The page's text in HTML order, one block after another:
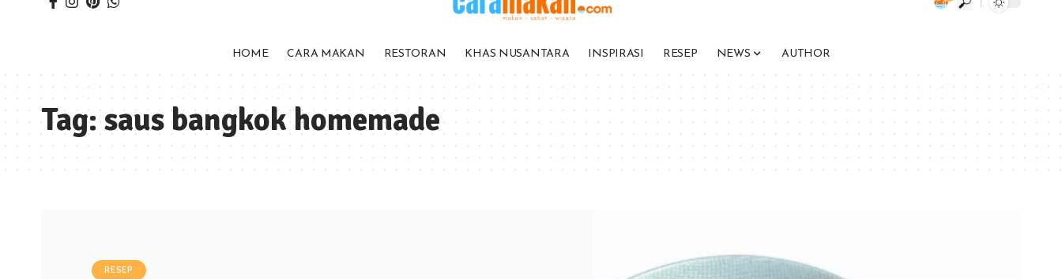
HOME CARA MAKAN RESTORAN KHAS NUSANTARA INSPIRASI RESEP NEWS AUTHOR
Tag:saus bangkok homemade
RESEP